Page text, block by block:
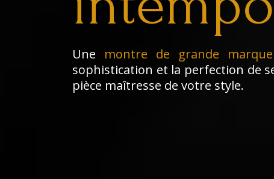
Une montre de grande marque
sophistication et la perfection de
pièce maîtresse de votre style.